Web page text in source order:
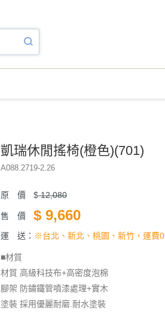
凱瑞休閒搖椅(橙色)(701)
A088.2719-2.26
原 價 $12,080
售 價 $ 9,660
運 送： ※台北、新北、桃園、新竹，運費0
■材質
材質 高級科技布+高密度泡棉
腳架 防鏽鐵管噴漆處理+實木
塗裝 採用優麗耐磨.耐水塗裝